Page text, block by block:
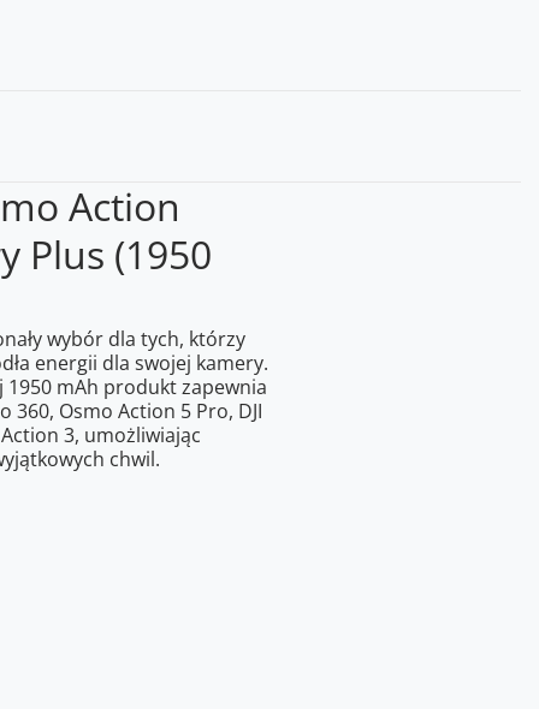
Action
Plus (1950
wybór dla tych, którzy
energii dla swojej kamery.
mAh produkt zapewnia
360, Osmo Action 5 Pro, DJI
3, umożliwiając
chwil.